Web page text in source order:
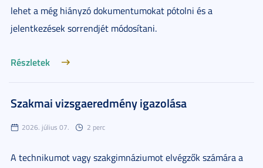
lehet a még hiányzó dokumentumokat pótolni és a
jelentkezések sorrendjét módosítani.
Részletek
Szakmai vizsgaeredmény igazolása
2026. július 07. 2 perc
A technikumot vagy szakgimnáziumot elvégzők számára a